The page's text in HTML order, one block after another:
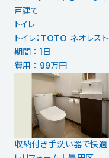
戸建て
トイレ
トイレ：TOTO ネオレス
期間 ： 1日
費用 ： 99万円
収納付き手洗い器で快適